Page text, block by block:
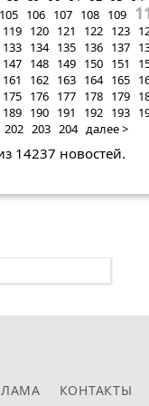
105 106 107 108 109
119 120 121 122 123
133 134 135 136 137
147 148 149 150 151
161 162 163 164 165
175 176 177 178 179
189 190 191 192 193
202 203 204 далее >
14237 новостей.
КОНТАКТЫ